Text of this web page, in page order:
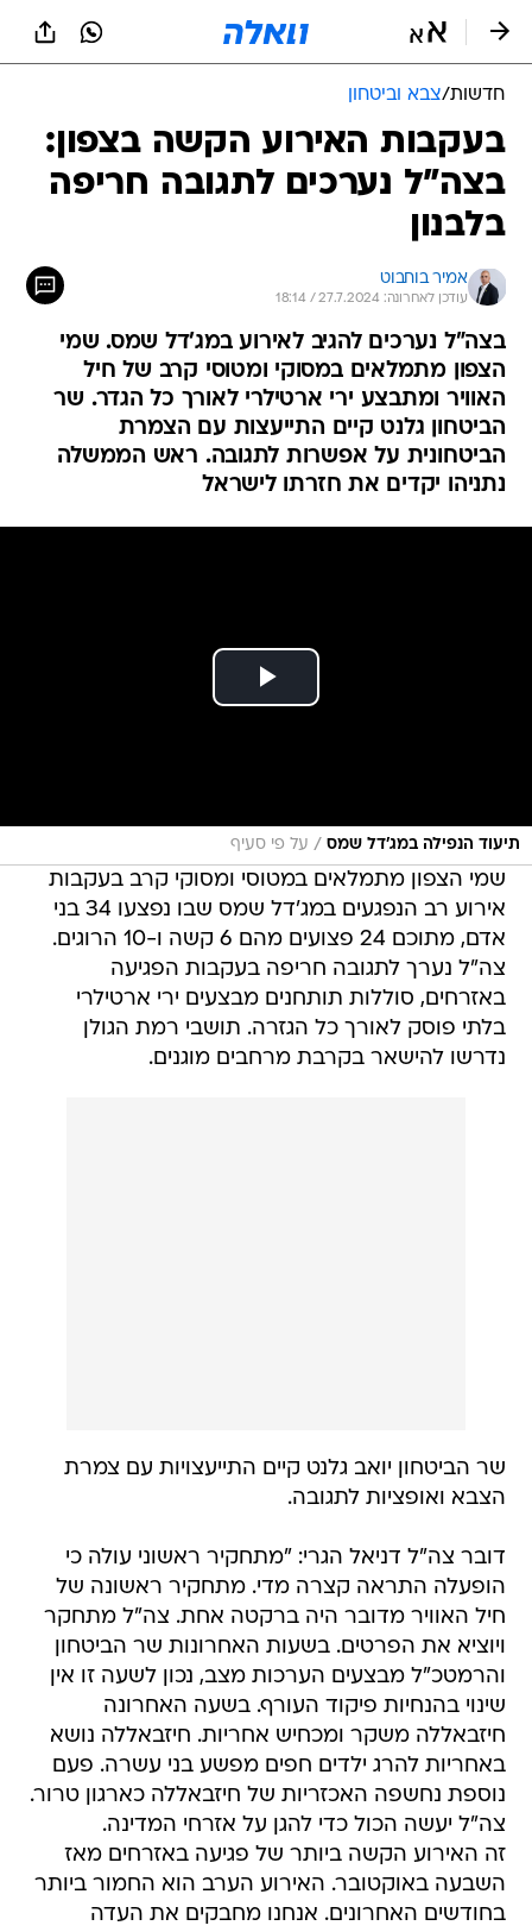
חדשות/צבא וביטחון
בעקבות האירוע הקשה בצפון:
בצה"ל נערכים לתגובה חריפה
בלבנון
אמיר בוחבוט
עודכן לאחרונה: 27.7.2024 / 18:14
בצה"ל נערכים להגיב לאירוע במג'דל שמס. שמי
הצפון מתמלאים במסוקי ומטוסי קרב של חיל
האוויר ומתבצע ירי ארטילרי לאורך כל הגדר. שר
הביטחון גלנט קיים התייעצות עם הצמרת
הביטחונית על אפשרות לתגובה. ראש הממשלה
נתניהו יקדים את חזרתו לישראל
תיעוד הנפילה במג'דל שמס / על פי סעיף
שמי הצפון מתמלאים במטוסי ומסוקי קרב בעקבות
אירוע רב הנפגעים במג'דל שמס שבו נפצעו 34 בני
אדם, מתוכם 24 פצועים מהם 6 קשה ו-10 הרוגים.
צה"ל נערך לתגובה חריפה בעקבות הפגיעה
באזרחים, סוללות תותחנים מבצעים ירי ארטילרי
בלתי פוסק לאורך כל הגזרה. תושבי רמת הגולן
נדרשו להישאר בקרבת מרחבים מוגנים.
שר הביטחון יואב גלנט קיים התייעצויות עם צמרת
הצבא ואופציות לתגובה.
דובר צה"ל דניאל הגרי: "מתחקיר ראשוני עולה כי
הופעלה התראה קצרה מדי. מתחקיר ראשונה של
חיל האוויר מדובר היה ברקטה אחת. צה"ל מתחקר
ויוציא את הפרטים. בשעות האחרונות שר הביטחון
והרמטכ"ל מבצעים הערכות מצב, נכון לשעה זו אין
שינוי בהנחיות פיקוד העורף. בשעה האחרונה
חיזבאללה משקר ומכחיש אחריות. חיזבאללה נושא
באחריות להרג ילדים חפים מפשע בני עשרה. פעם
נוספת נחשפה האכזריות של חיזבאללה כארגון טרור.
צה"ל יעשה הכול כדי להגן על אזרחי המדינה.
זה האירוע הקשה ביותר של פגיעה באזרחים מאז
השבעה באוקטובר. האירוע הערב הוא החמור ביותר
בחודשים האחרונים. אנחנו מחבקים את העדה